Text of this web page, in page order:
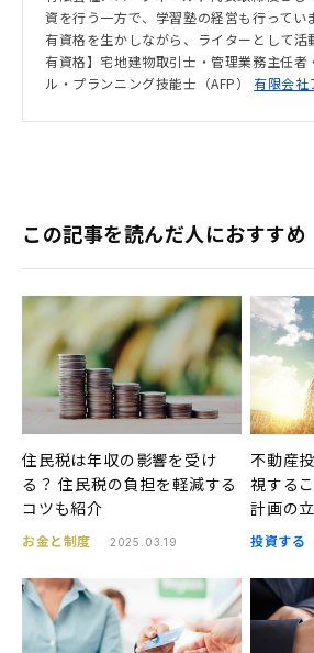
資を行う一方で、学習塾の経営も行ってい
有資格を生かしながら、ライターとして活
有資格】宅地建物取引士・管理業務主任者
ル・プランニング技能士（AFP）有限会社
この記事を読んだ人におすすめ
住民税は年収の影響を受け
る？ 住民税の負担を軽減する
コツも紹介
お金と制度 2025.03.19
不動産
視する
計画の
投資する